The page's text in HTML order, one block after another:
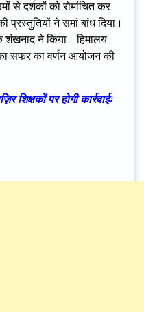
से दर्शकों को रोमांचित कर
प्रस्तुतियों ने समां बांध दिया।
ने किया। हिमालय
सफर का वर्णन आयोजन की
शिक्षकों पर होगी कार्रवाईः